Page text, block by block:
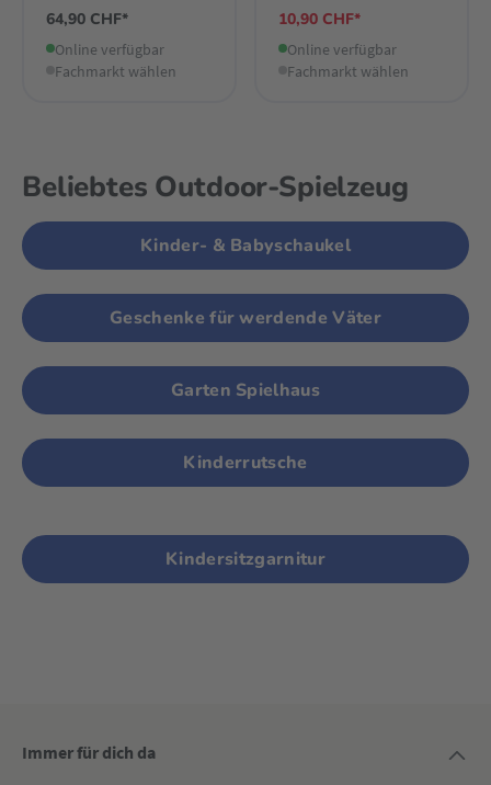
64,90 CHF*
Online verfügbar
Fachmarkt wählen
10,90 CHF*
Online verfügbar
Fachmarkt wählen
Beliebtes Outdoor-Spielzeug
Kinder- & Babyschaukel
Geschenke für werdende Väter
Garten Spielhaus
Kinderrutsche
Kindersitzgarnitur
Immer für dich da